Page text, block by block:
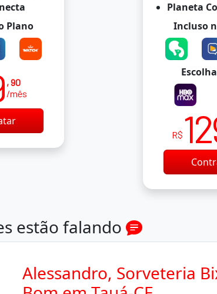
Plano
, 90
/mês
Planeta
Incluso
R$
estão falando
Alessandro, Sorveteria